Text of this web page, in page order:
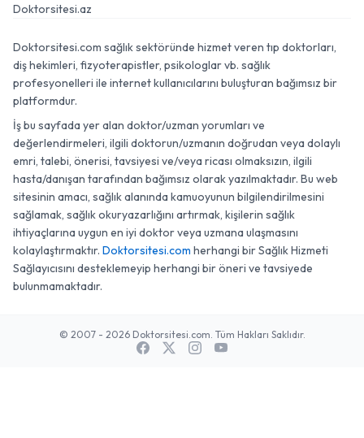
Doktorsitesi.az
Doktorsitesi.com sağlık sektöründe hizmet veren tıp doktorları,
diş hekimleri, fizyoterapistler, psikologlar vb. sağlık
profesyonelleri ile internet kullanıcılarını buluşturan bağımsız bir
platformdur.
İş bu sayfada yer alan doktor/uzman yorumları ve
değerlendirmeleri, ilgili doktorun/uzmanın doğrudan veya dolaylı
emri, talebi, önerisi, tavsiyesi ve/veya ricası olmaksızın, ilgili
hasta/danışan tarafından bağımsız olarak yazılmaktadır. Bu web
sitesinin amacı, sağlık alanında kamuoyunun bilgilendirilmesini
sağlamak, sağlık okuryazarlığını artırmak, kişilerin sağlık
ihtiyaçlarına uygun en iyi doktor veya uzmana ulaşmasını
kolaylaştırmaktır. Doktorsitesi.com herhangi bir Sağlık Hizmeti
Sağlayıcısını desteklemeyip herhangi bir öneri ve tavsiyede
bulunmamaktadır.
© 2007 - 2026 Doktorsitesi.com. Tüm Hakları Saklıdır.